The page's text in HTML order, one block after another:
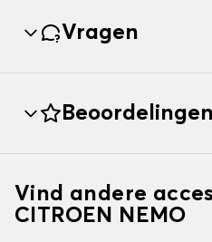
Vragen
Beoordelingen
Vind andere
CITROEN NEMO